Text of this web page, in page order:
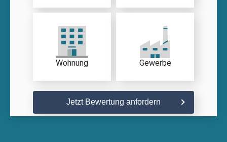
Wohnung Gewerbe
Jetzt Bewertung anfordern